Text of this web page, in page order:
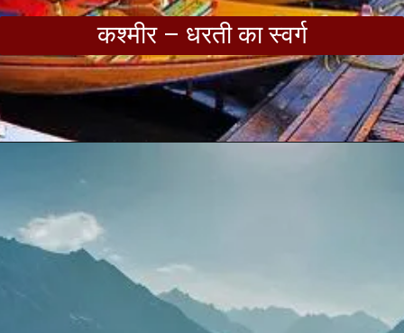
कश्मीर – धरती का स्वर्ग